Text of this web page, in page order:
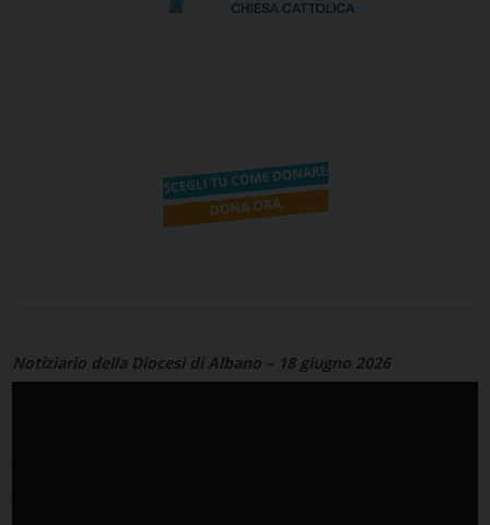
Notiziario della Diocesi di Albano – 18 giugno 2026